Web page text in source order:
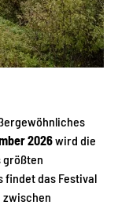
2026wird die
größten
findet das Festival